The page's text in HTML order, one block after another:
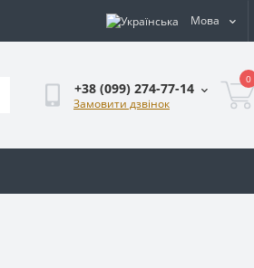
Мова
+38 (099) 274-77-14
Замовити дзвінок
0